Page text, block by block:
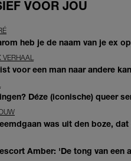
VOOR JOU
heb je de naam van je ex
VERHAAL
voor een man naar andere
Déze (iconische) queer
was uit den boze,
Amber: 'De tong van een